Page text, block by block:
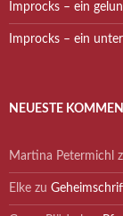
Improcks – ein
Improcks – ein
NEUESTE
Martina Petermichl
Elke zu